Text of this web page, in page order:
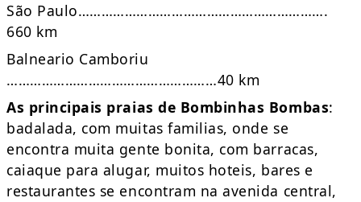
São Paulo……………………………………………………….
660 km
Balneario Camboriu
………………………………………………40 km
As principais praias de Bombinhas Bombas:
badalada, com muitas familias, onde se
encontra muita gente bonita, com barracas,
caiaque para alugar, muitos hoteis, bares e
restaurantes se encontram na avenida central,